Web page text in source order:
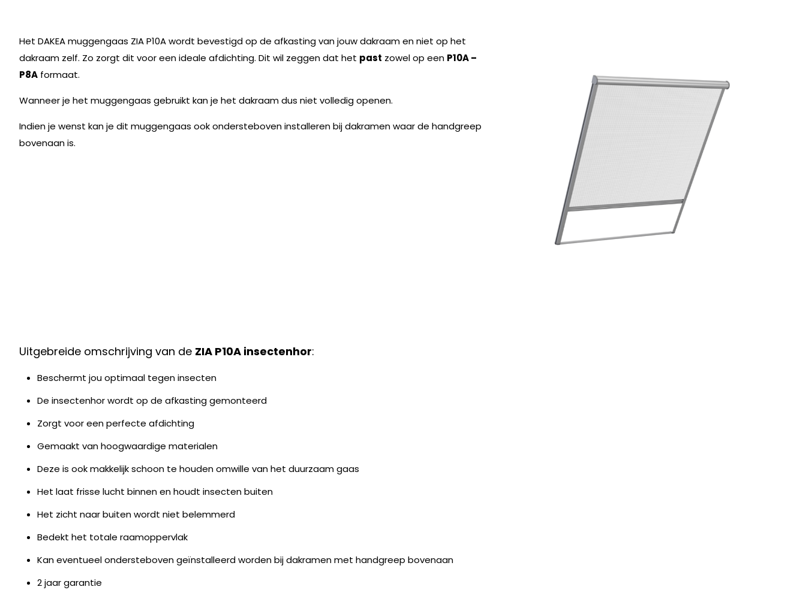
Het DAKEA muggengaas ZIA P10A wordt bevestigd op de afkasting van jouw dakraam en niet op het
dakraam zelf. Zo zorgt dit voor een ideale afdichting. Dit wil zeggen dat het past zowel op een P10A –
P8A formaat.
Wanneer je het muggengaas gebruikt kan je het dakraam dus niet volledig openen.
Indien je wenst kan je dit muggengaas ook ondersteboven installeren bij dakramen waar de handgreep
bovenaan is.
Uitgebreide omschrijving van de ZIA P10A insectenhor:
Beschermt jou optimaal tegen insecten
De insectenhor wordt op de afkasting gemonteerd
Zorgt voor een perfecte afdichting
Gemaakt van hoogwaardige materialen
Deze is ook makkelijk schoon te houden omwille van het duurzaam gaas
Het laat frisse lucht binnen en houdt insecten buiten
Het zicht naar buiten wordt niet belemmerd
Bedekt het totale raamoppervlak
Kan eventueel ondersteboven geïnstalleerd worden bij dakramen met handgreep bovenaan
2 jaar garantie